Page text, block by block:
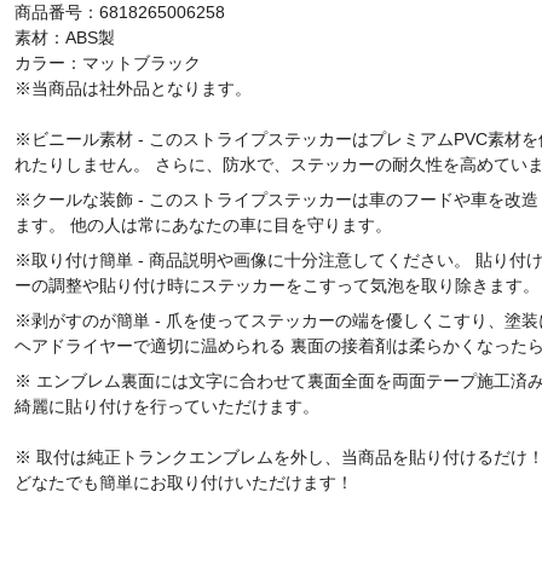
商品番号：6818265006258
素材：ABS製
カラー：マットブラック
※当商品は社外品となります。
※ビニール素材 - このストライプステッカーはプレミアムPVC素材
れたりしません。 さらに、防水で、ステッカーの耐久性を高めてい
※クールな装飾 - このストライプステッカーは車のフードや車を改
ます。 他の人は常にあなたの車に目を守ります。
※取り付け簡単 - 商品説明や画像に十分注意してください。 貼り付
ーの調整や貼り付け時にステッカーをこすって気泡を取り除きます。
※剥がすのが簡単 - 爪を使ってステッカーの端を優しくこすり、塗
ヘアドライヤーで適切に温められる 裏面の接着剤は柔らかくなった
※ エンブレム裏面には文字に合わせて裏面全面を両面テープ施工済
綺麗に貼り付けを行っていただけます。
※ 取付は純正トランクエンブレムを外し、当商品を貼り付けるだけ
どなたでも簡単にお取り付けいただけます！